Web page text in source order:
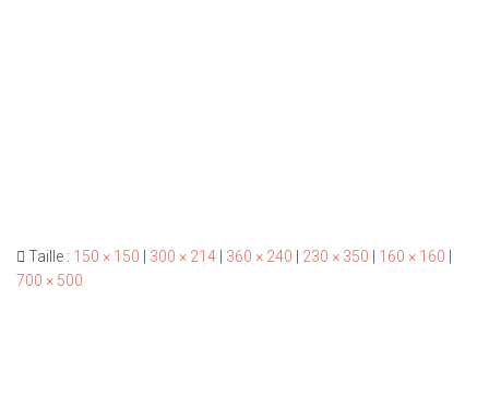
Taille : 150 × 150 | 300 × 214 | 360 × 240 | 230 × 350 | 160 × 160 |
700 × 500